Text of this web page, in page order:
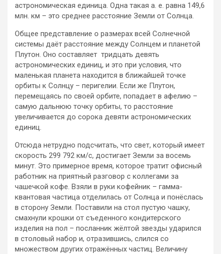
астрономическая единица. Одна такая а. е. равна 149,6
млн. км – это среднее расстояние Земли от Солнца.
Общее представление о размерах всей Солнечной
системы даёт расстояние между Солнцем и планетой
Плутон. Оно составляет тридцать девять
астрономических единиц, и это при условия, что
маленькая планета находится в ближайшей точке
орбиты к Солнцу – перигелии. Если же Плутон,
перемещаясь по своей орбите, попадает в афелию –
самую дальнюю точку орбиты, то расстояние
увеличивается до сорока девяти астрономических
единиц.
Отсюда нетрудно подсчитать, что свет, который имеет
скорость 299 792 км/с, достигает Земли за восемь
минут. Это примерное время, которое тратит офисный
работник на приятный разговор с коллегами за
чашечкой кофе. Взяли в руки кофейник – гамма-
квантовая частица отделилась от Солнца и понёслась
в сторону Земли. Поставили на стол пустую чашку,
смахнули крошки от съеденного кондитерского
изделия на пол – посланник жёлтой звезды ударился
в столовый набор и, отразившись, слился со
множеством других отражённых частиц. Величину